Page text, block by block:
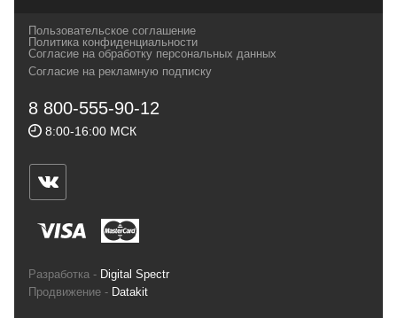
и взыскательных путешественников,
спортсменов и отдыхающих.
Геннадьевич
ИНН 590300057023 ОГРН 304590319000121
ул.Советская, 25, магазин Басег.
Тел./факс (342) 2101242
Пользовательское соглашение
Политика конфиденциальности
Согласие на обработку персональных данных
Согласие на рекламную подписку
8 800-555-90-12
8:00-16:00 МСК
Разработка - Digital Spectr
Продвижение - Datakit